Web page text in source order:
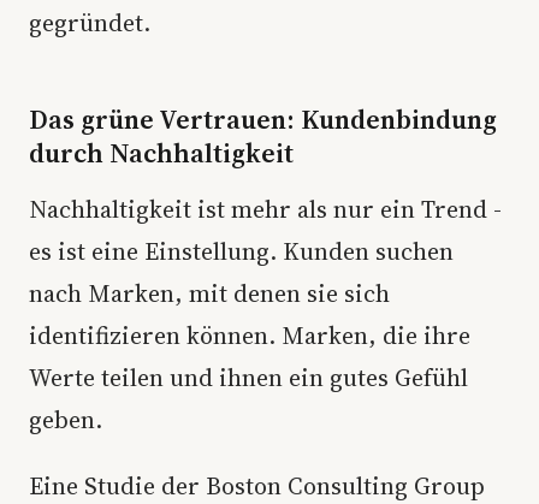
gegründet.
Das grüne Vertrauen: Kundenbindung
durch Nachhaltigkeit
Nachhaltigkeit ist mehr als nur ein Trend -
es ist eine Einstellung. Kunden suchen
nach Marken, mit denen sie sich
identifizieren können. Marken, die ihre
Werte teilen und ihnen ein gutes Gefühl
geben.
Eine Studie der Boston Consulting Group